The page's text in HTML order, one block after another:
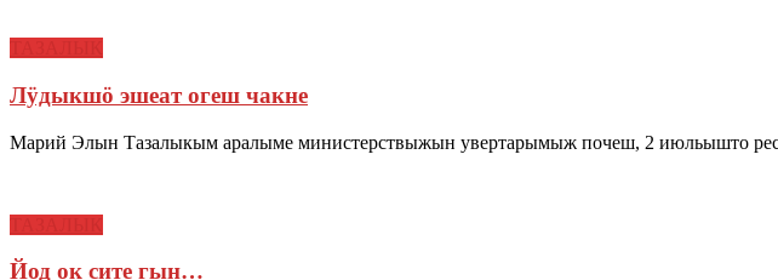
Лӱдыкшӧ эшеат огеш чакне
Марий Элын Тазалыкым аралыме министерствыжын увертарымыж почеш, 2 июльышто
Йод ок сите гын…